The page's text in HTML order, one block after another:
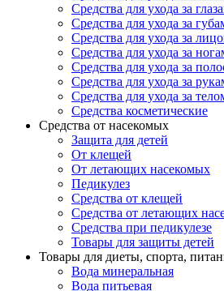
Средства для ухода за
Средства для ухода за
Средства для ухода за
Средства для ухода за
Средства для ухода за
Средства для ухода за
Средства для ухода за
Средства косметические
Средства от насекомых
Защита для детей
От клещей
От летающих насекомых
Педикулез
Средства от клещей
Средства от летающих
Средства при педикулезе
Товары для защиты детей
Товары для диеты, спорта,
Вода минеральная
Вода питьевая